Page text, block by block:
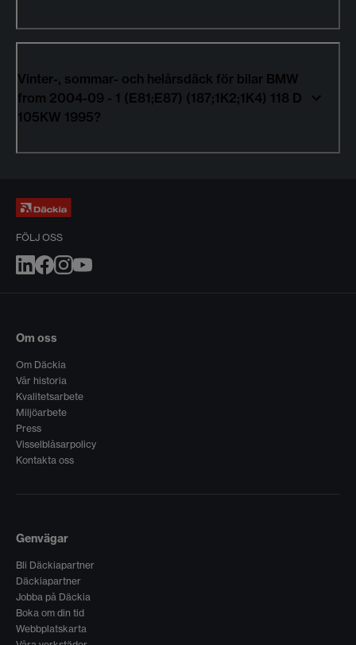
Vinter-, sommar- och helårsdäck för bilar BMW
from 2004-09 - 1 (E81;E87) (187;1K2;1K4) 118 D
105KW 1995?
FÖLJ OSS
Om oss
Om Däckia
Vår historia
Kvalitetsarbete
Miljöarbete
Press
Visselblåsarpolicy
Kontakta oss
Genvägar
Bli Däckiapartner
Däckiapartner
Jobba på Däckia
Boka om din tid
Webbplatskarta